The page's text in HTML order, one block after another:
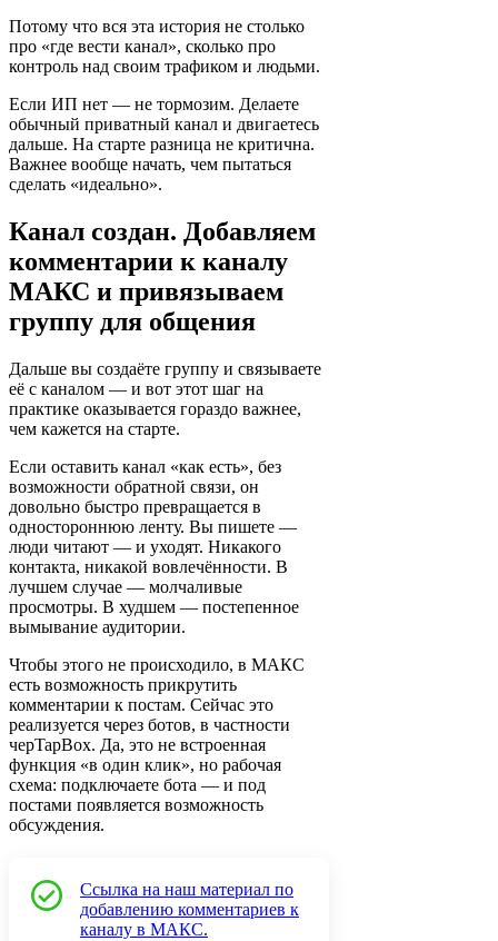
Потому что вся эта история не столько
про «где вести канал», сколько про
контроль над своим трафиком и людьми.
Если ИП нет — не тормозим. Делаете
обычный приватный канал и двигаетесь
дальше. На старте разница не критична.
Важнее вообще начать, чем пытаться
сделать «идеально».
Канал создан. Добавляем
комментарии к каналу
МАКС и привязываем
группу для общения
Дальше вы создаёте группу и связываете
её с каналом — и вот этот шаг на
практике оказывается гораздо важнее,
чем кажется на старте.
Если оставить канал «как есть», без
возможности обратной связи, он
довольно быстро превращается в
одностороннюю ленту. Вы пишете —
люди читают — и уходят. Никакого
контакта, никакой вовлечённости. В
лучшем случае — молчаливые
просмотры. В худшем — постепенное
вымывание аудитории.
Чтобы этого не происходило, в МАКС
есть возможность прикрутить
комментарии к постам. Сейчас это
реализуется через ботов, в частности
черTapBox. Да, это не встроенная
функция «в один клик», но рабочая
схема: подключаете бота — и под
постами появляется возможность
обсуждения.
Ссылка на наш материал по
добавлению комментариев к
каналу в МАКС.